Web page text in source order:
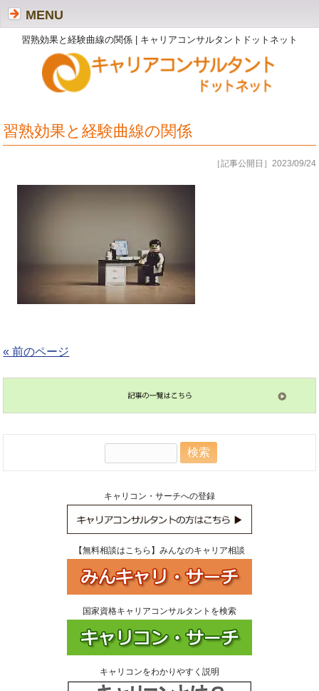
習熟効果と経験曲線の関係 | キャリアコンサルタントドットネット
MENU
習熟効果と経験曲線の関係
［記事公開日］2023/09/24
« 前のページ
キャリコン・サーチへの登録
【無料相談はこちら】みんなのキャリア相談
国家資格キャリアコンサルタントを検索
キャリコンをわかりやすく説明